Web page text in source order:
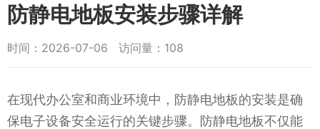
防静电地板安装步骤详解
时间：2026-07-06 访问量：108
在现代办公室和商业环境中，防静电地板的安装是确
保电子设备安全运行的关键步骤。防静电地板不仅能